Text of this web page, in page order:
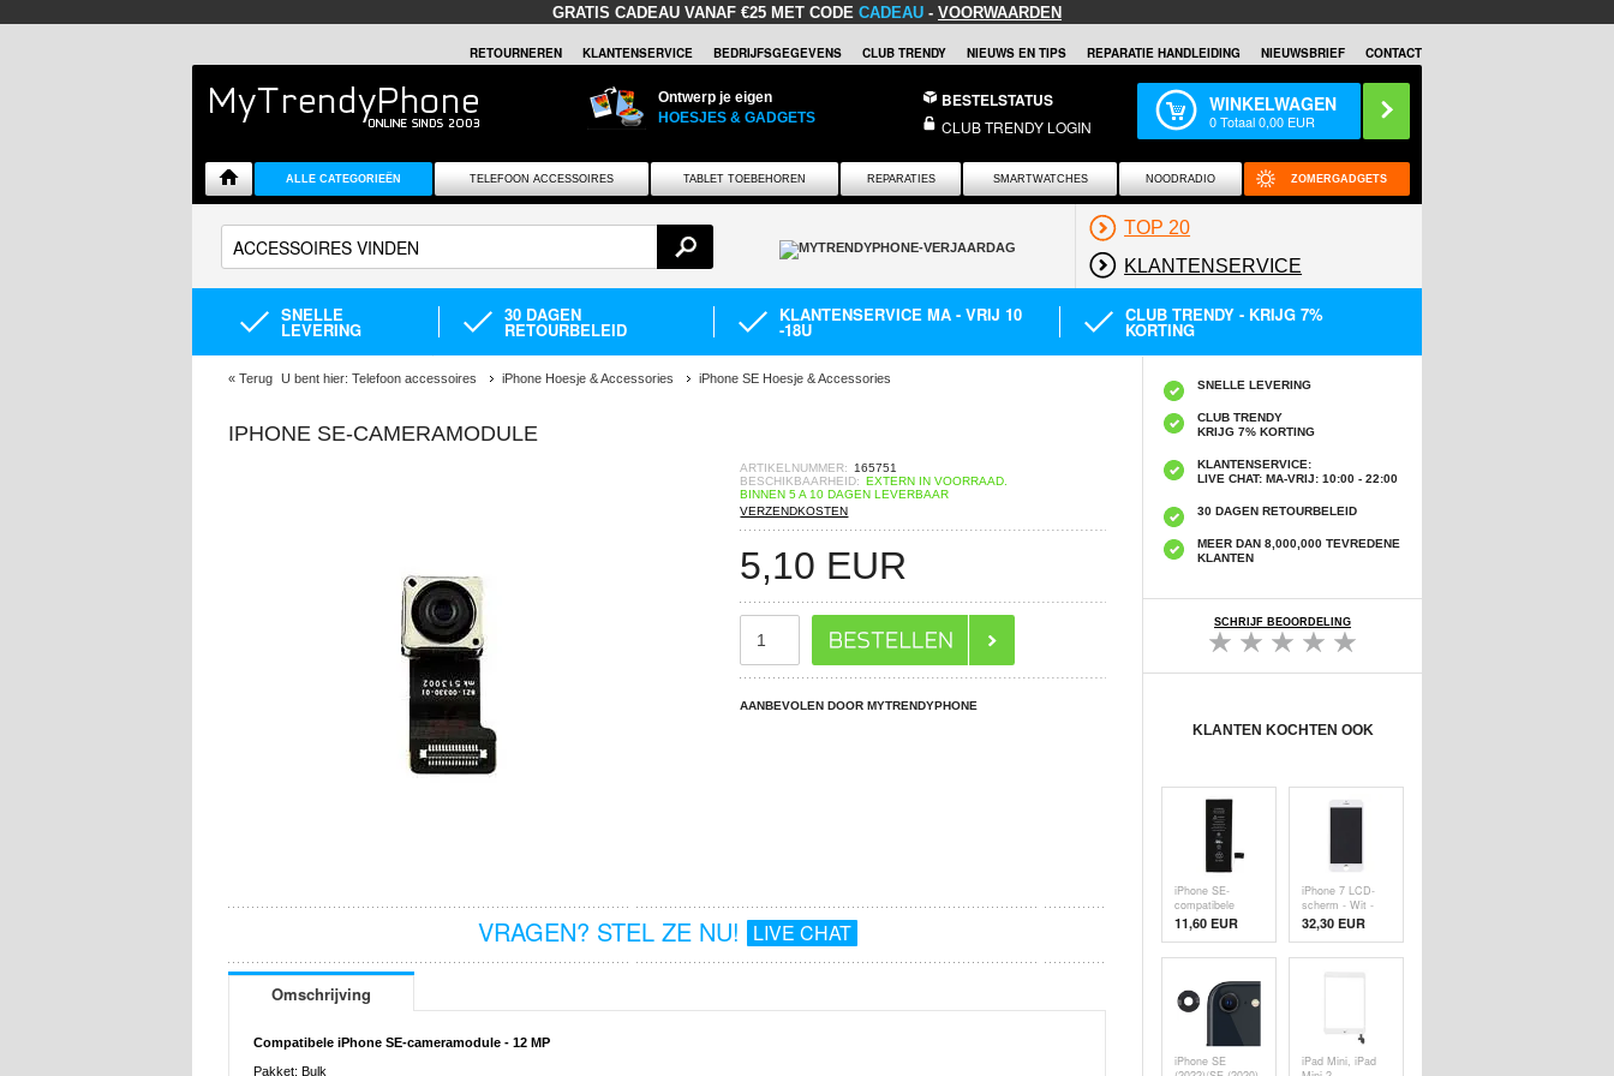
GRATIS CADEAU VANAF €25 MET CODE CADEAU - VOORWAARDEN
RETOURNEREN KLANTENSERVICE BEDRIJFSGEGEVENS CLUB TRENDY NIEUWS EN TIPS REPARATIE HANDLEIDING NIEUWSBRIEF CONTACT
Ontwerp je eigen
HOESJES & GADGETS
BESTELSTATUS
CLUB TRENDY LOGIN
WINKELWAGEN
0Totaal0,00 EUR
ALLE CATEGORIEËN TELEFOON ACCESSOIRES TABLET TOEBEHOREN REPARATIES SMARTWATCHES NOODRADIO ZOMERGADGETS
TOP 20
KLANTENSERVICE
SNELLE
LEVERING
30 DAGEN
RETOURBELEID
KLANTENSERVICE MA - VRIJ 10
-18U
CLUB TRENDY - KRIJG 7%
KORTING
« Terug U bent hier: Telefoon accessoires iPhone Hoesje & Accessories iPhone SE Hoesje & Accessories
IPHONE SE-CAMERAMODULE
ARTIKELNUMMER:
165751
BESCHIKBAARHEID: EXTERN IN VOORRAAD.
BINNEN 5 A 10 DAGEN LEVERBAAR
VERZENDKOSTEN
5,10 EUR
AANBEVOLEN DOOR MYTRENDYPHONE
VRAGEN? STEL ZE NU! LIVE CHAT
Omschrijving
Compatibele iPhone SE-cameramodule - 12 MP
Pakket: Bulk
SNELLE LEVERING
CLUB TRENDY
KRIJG 7% KORTING
KLANTENSERVICE:
LIVE CHAT: MA-VRIJ: 10:00 - 22:00
30 DAGEN RETOURBELEID
MEER DAN 8,000,000 TEVREDENE
KLANTEN
SCHRIJF BEOORDELING
KLANTEN KOCHTEN OOK
iPhone SE-
compatibele
batterij
11,60 EUR
iPhone 7 LCD-
scherm - Wit -
Originele kwaliteit
32,30 EUR
iPhone SE
iPad Mini, iPad